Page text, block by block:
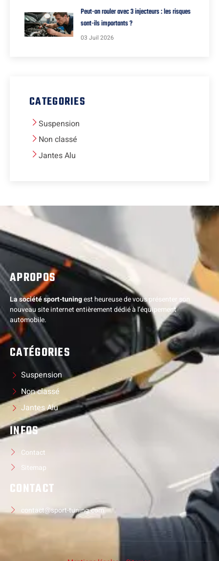
Peut-on rouler avec 3 injecteurs : les risques
sont-ils importants ?
03 Juil 2026
CATEGORIES
Suspension
Non classé
Jantes Alu
APROPOS
La société sport-tuningest heureuse de vous présenter son
nouveau site internet entièrement dédié à l’équipement
automobile.
CATÉGORIES
Suspension
Non classé
Jantes Alu
INFOS
Contact
Sitemap
CONTACT
contact@sport-tuning.com